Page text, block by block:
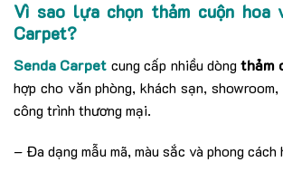
Vì sao lựa chọn thảm cuộn hoa
Carpet?
Senda Carpet cung cấp nhiều dòngthảm
hợp cho văn phòng, khách sạn,
công trình thương mại.
– Đa dạng mẫu mã, màu sắc và phong cách